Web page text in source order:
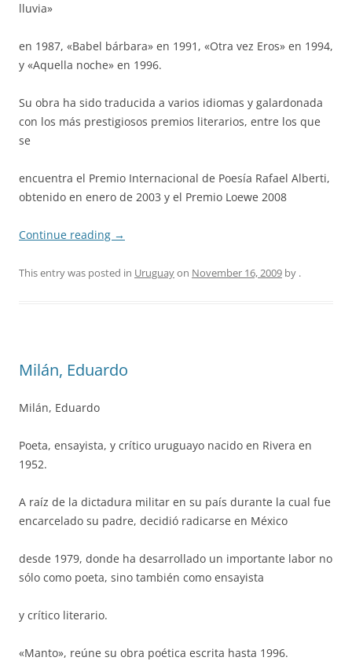
lluvia»
en 1987, «Babel bárbara» en 1991, «Otra vez Eros» en 1994,
y «Aquella noche» en 1996.
Su obra ha sido traducida a varios idiomas y galardonada
con los más prestigiosos premios literarios, entre los que
se
encuentra el Premio Internacional de Poesía Rafael Alberti,
obtenido en enero de 2003 y el Premio Loewe 2008
Continue reading →
This entry was posted in Uruguayon November 16, 2009 by .
Milán, Eduardo
Milán, Eduardo
Poeta, ensayista, y crítico uruguayo nacido en Rivera en
1952.
A raíz de la dictadura militar en su país durante la cual fue
encarcelado su padre, decidió radicarse en México
desde 1979, donde ha desarrollado un importante labor no
sólo como poeta, sino también como ensayista
y crítico literario.
«Manto», reúne su obra poética escrita hasta 1996.